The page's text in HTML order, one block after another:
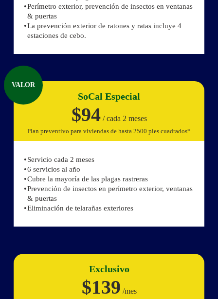
Perímetro exterior, prevención de insectos en ventanas
& puertas
La prevención exterior de ratones y ratas incluye 4
estaciones de cebo.
VALOR
SoCal Especial
$94/ cada 2 meses
Plan preventivo para viviendas de hasta 2500 pies cuadrados*
Servicio cada 2 meses
6 servicios al año
Cubre la mayoría de las plagas rastreras
Prevención de insectos en perímetro exterior, ventanas
& puertas
Eliminación de telarañas exteriores
Exclusivo
$139 /mes